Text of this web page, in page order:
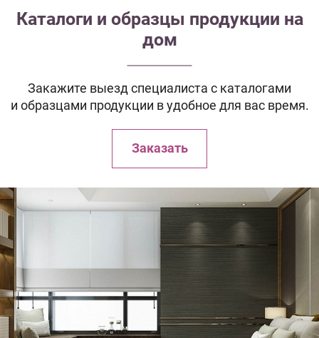
Каталоги и образцы продукции на
дом
Закажите выезд специалиста с каталогами
и образцами продукции в удобное для вас время.
Заказать